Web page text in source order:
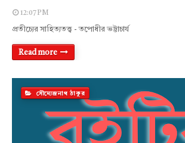
12:07 PM
প্রতীচ্যের সাহিত্যতত্ত্ব - তপোধীর ভট্টাচার্য
Read more
সৌম্যেন্দ্রনাথ ঠাকুর